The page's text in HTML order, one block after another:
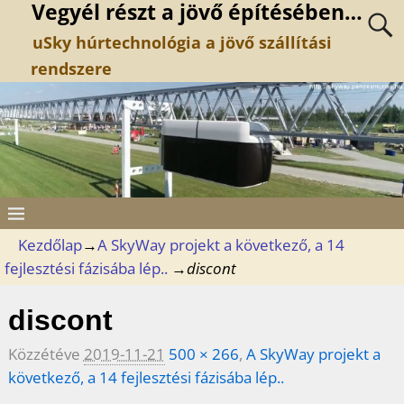
Vegyél részt a jövő építésében…
uSky húrtechnológia a jövő szállítási
rendszere
Kezdőlap→A SkyWay projekt a következő, a 14
fejlesztési fázisába lép.. →discont
discont
Közzétéve 2019-11-21 500 × 266, A SkyWay projekt a
következő, a 14 fejlesztési fázisába lép..